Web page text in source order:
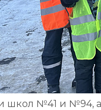
школ №41 и №94, а